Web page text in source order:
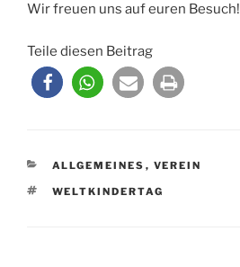
Wir freuen uns auf euren Besuch!
Teile diesen Beitrag
KATEGORIEN
ALLGEMEINES , VEREIN
SCHLAGWÖRTER
WELTKINDERTAG